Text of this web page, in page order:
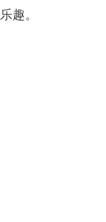
乐趣。